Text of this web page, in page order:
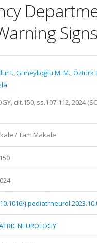
Signs
I.,Güneylioğlu M. M.,Öztürk
cilt.150, ss.107-112, 2024
/ Tam Makale
150
10.1016/
NEUROLOGY